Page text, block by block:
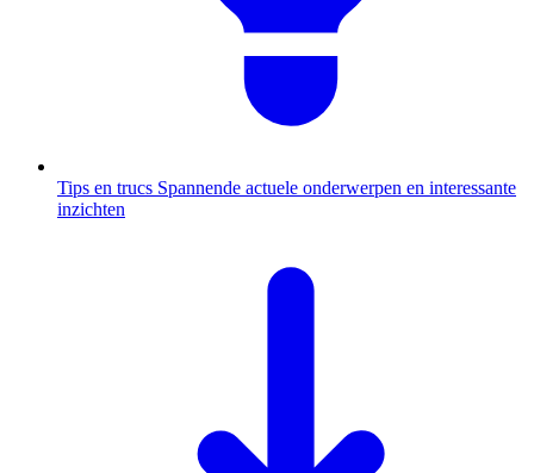
Tips en trucs Spannende actuele onderwerpen en interessante
inzichten